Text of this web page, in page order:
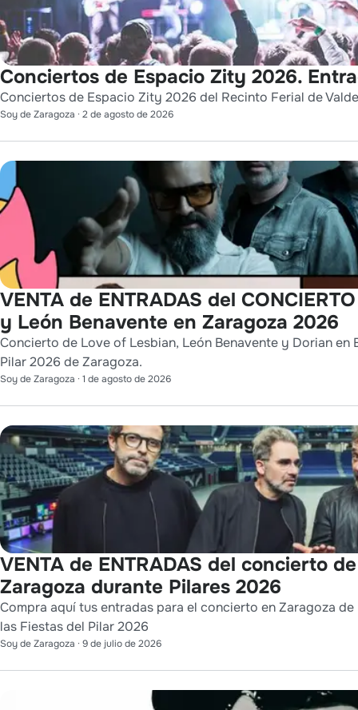
Conciertos de Espacio Zity 2026.
Conciertos de Espacio Zity 2026 del Recinto Ferial de
Soy de Zaragoza · 2 de agosto de 2026
VENTA de ENTRADAS del
y León Benavente en Zaragoza 2026
Concierto de Love of Lesbian, León Benavente y Dorian
Pilar 2026 de Zaragoza.
Soy de Zaragoza · 1 de agosto de 2026
VENTA de ENTRADAS del concierto
Zaragoza durante Pilares 2026
Compra aquí tus entradas para el concierto en Zaragoza
las Fiestas del Pilar 2026
Soy de Zaragoza · 9 de julio de 2026